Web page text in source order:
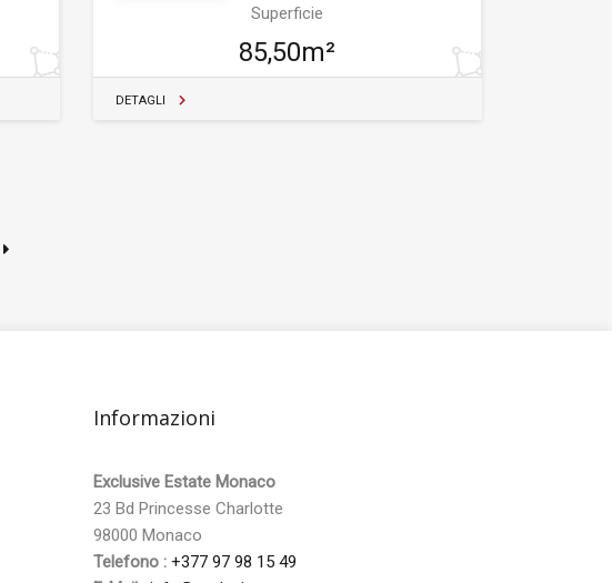
Superficie
85,50m²
DETAGLI
Informazioni
Exclusive Estate Monaco
23 Bd Princesse Charlotte
98000 Monaco
Telefono : +377 97 98 15 49